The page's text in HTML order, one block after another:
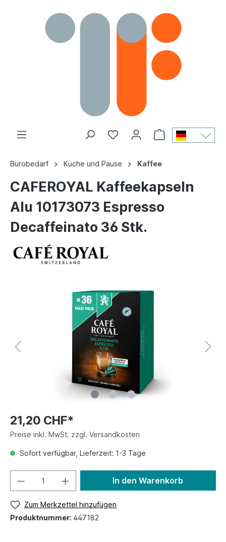
Bürobedarf Küche und Pause Kaffee
CAFEROYAL Kaffeekapseln
Alu 10173073 Espresso
Decaffeinato 36 Stk.
21,20 CHF*
Preise inkl. MwSt. zzgl. Versandkosten
Sofort verfügbar, Lieferzeit: 1-3 Tage
In den Warenkorb
Zum Merkzettel hinzufügen
Produktnummer: 447182